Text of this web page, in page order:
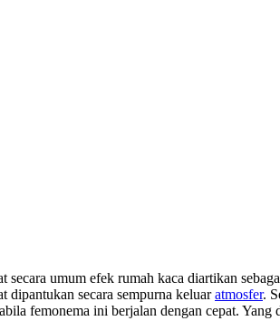
umum efek rumah kaca diartikan
dipantukan secara sempurna keluaratmosfer.
femonema ini berjalan dengan cepat. Yang